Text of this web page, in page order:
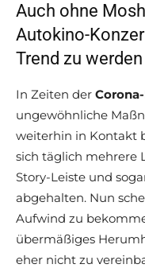
Auch ohne
Autokino-
Trend zu werden
In Zeiten der
ungewöhnliche
weiterhin in Kontakt
sich täglich mehrere
Story-Leiste und
abgehalten. Nun
Aufwind zu
übermäßiges
eher nicht zu